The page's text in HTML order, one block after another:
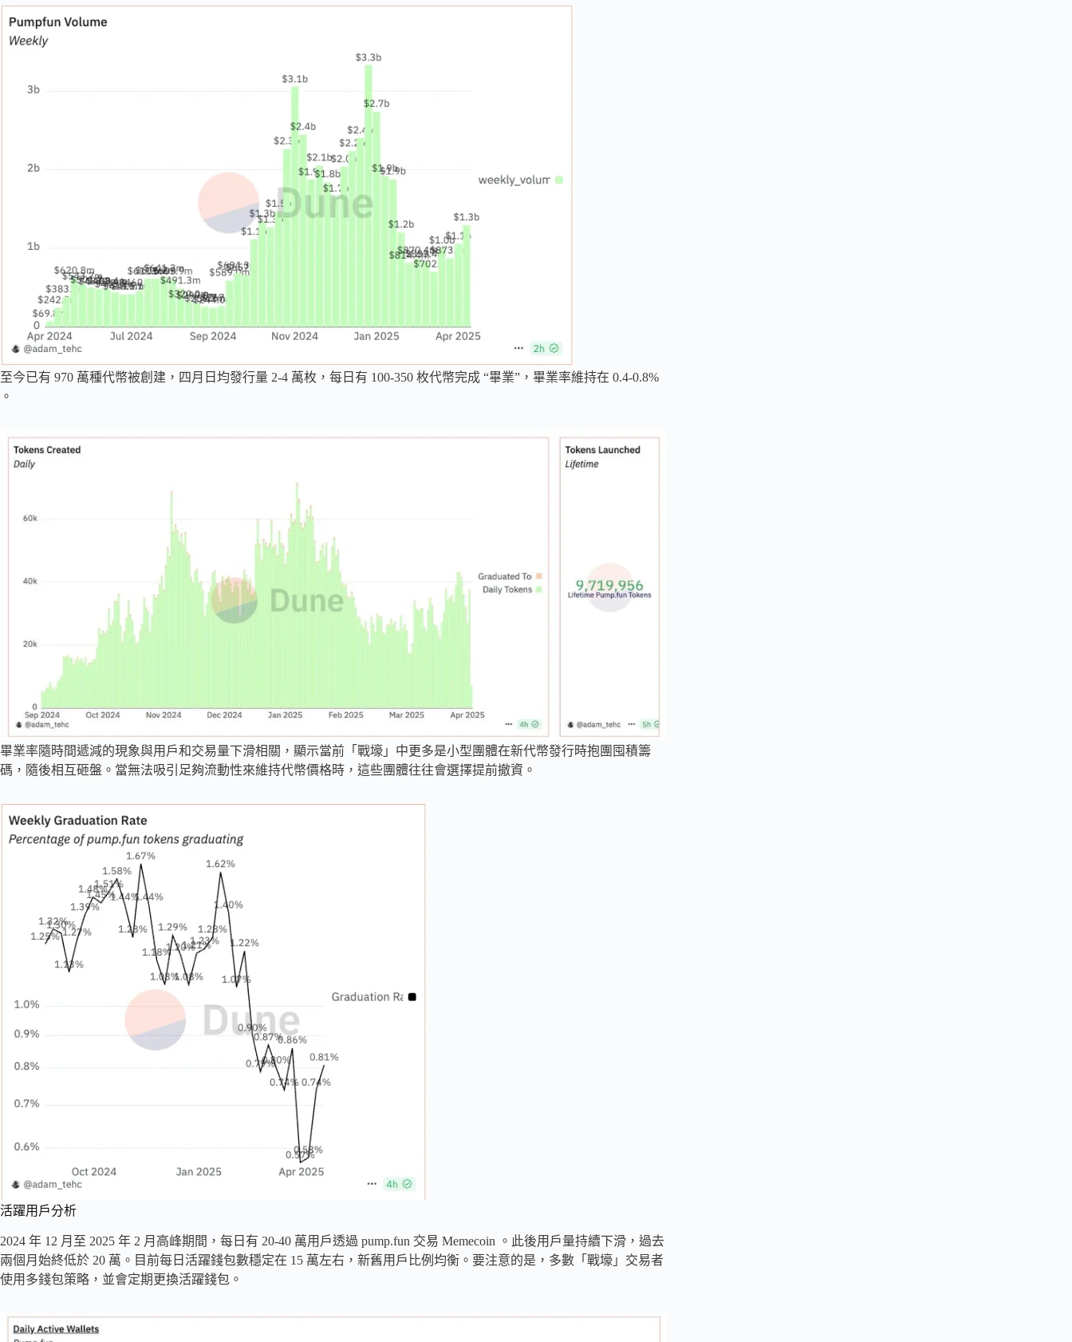
至今已有 970 萬種代幣被創建，四月日均發行量 2-4 萬枚，每日有 100-350 枚代幣完成 “畢業”，畢業率維持在 0.4-0.8%
。
畢業率隨時間遞減的現象與用戶和交易量下滑相關，顯示當前「戰壕」中更多是小型團體在新代幣發行時抱團囤積籌
碼，隨後相互砸盤。當無法吸引足夠流動性來維持代幣價格時，這些團體往往會選擇提前撤資。
活躍用戶分析
2024 年 12 月至 2025 年 2 月高峰期間，每日有 20-40 萬用戶透過 pump.fun 交易 Memecoin 。此後用戶量持續下滑，過去
兩個月始終低於 20 萬。目前每日活躍錢包數穩定在 15 萬左右，新舊用戶比例均衡。要注意的是，多數「戰壕」交易者
使用多錢包策略，並會定期更換活躍錢包。